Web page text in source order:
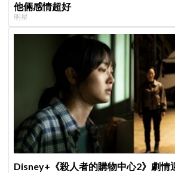
他倆感情超好
明星
Disney+《殺人者的購物中心2》劇情